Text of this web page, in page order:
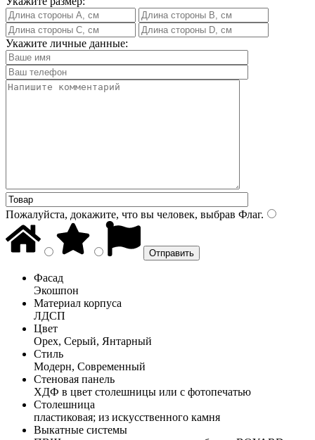
Укажите личные данные:
Пожалуйста, докажите, что вы человек, выбрав Флаг.
Фасад
Экошпон
Материал корпуса
ЛДСП
Цвет
Орех, Серый, Янтарный
Стиль
Модерн, Современный
Стеновая панель
ХДФ в цвет столешницы или с фотопечатью
Столешница
пластиковая; из искусственного камня
Выкатные системы